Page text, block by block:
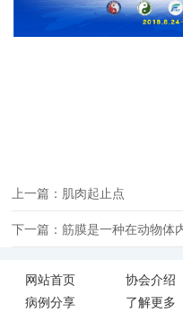
上一篇：肌肉起止点
网站首页 协会介绍
病例分享
了解更多